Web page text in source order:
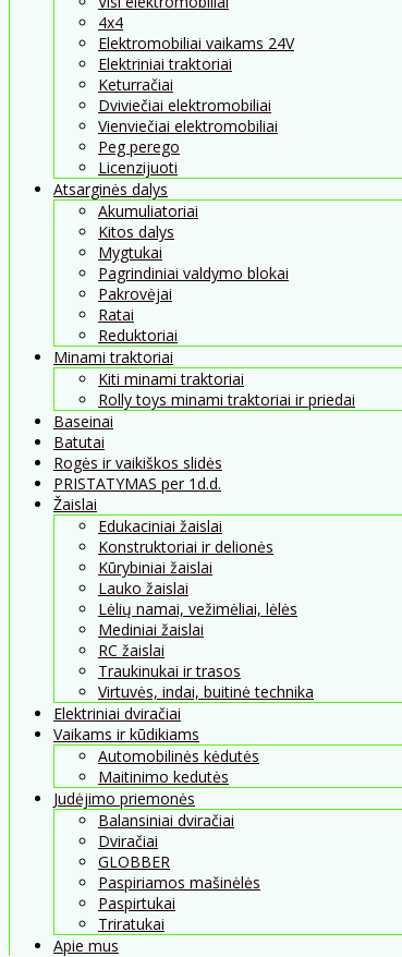
4x4
Elektromobiliai vaikams 24V
Elektriniai traktoriai
Keturračiai
Dviviečiai elektromobiliai
Vienviečiai elektromobiliai
Peg perego
Licenzijuoti
Atsarginės dalys
Akumuliatoriai
Kitos dalys
Mygtukai
Pagrindiniai valdymo blokai
Pakrovėjai
Ratai
Reduktoriai
Minami traktoriai
Kiti minami traktoriai
Rolly toys minami traktoriai ir priedai
Baseinai
Batutai
Rogės ir vaikiškos slidės
PRISTATYMAS per 1d.d.
Žaislai
Edukaciniai žaislai
Konstruktoriai ir delionės
Kūrybiniai žaislai
Lauko žaislai
Lėlių namai, vežimėliai, lėlės
Mediniai žaislai
RC žaislai
Traukinukai ir trasos
Virtuvės, indai, buitinė technika
Elektriniai dviračiai
Vaikams ir kūdikiams
Automobilinės kėdutės
Maitinimo kedutės
Judėjimo priemonės
Balansiniai dviračiai
Dviračiai
GLOBBER
Paspiriamos mašinėlės
Paspirtukai
Triratukai
Apie mus